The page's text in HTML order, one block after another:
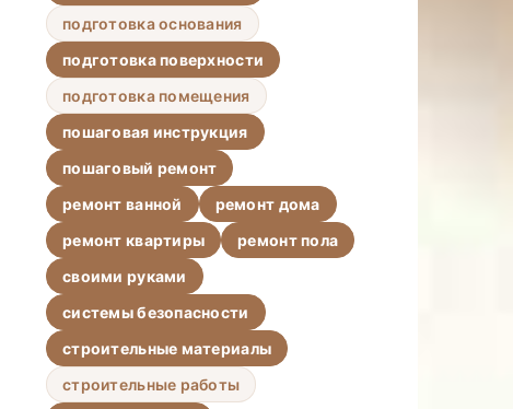
подготовка основания
подготовка поверхности
подготовка помещения
пошаговая инструкция
пошаговый ремонт
ремонт ванной
ремонт дома
ремонт квартиры
ремонт пола
своими руками
системы безопасности
строительные материалы
строительные работы